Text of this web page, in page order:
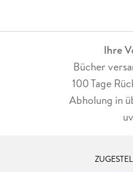
Ihre
Bücher
100 Tage
Abholung in